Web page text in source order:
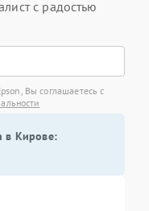
с радостью
Вы соглашаетесь с
в Кирове: